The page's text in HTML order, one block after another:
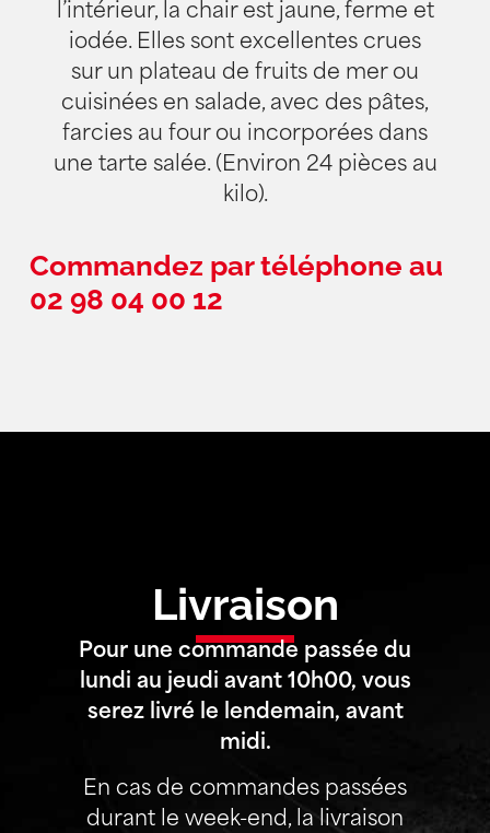
l’intérieur, la chair est jaune, ferme et
iodée. Elles sont excellentes crues
sur un plateau de fruits de mer ou
cuisinées en salade, avec des pâtes,
farcies au four ou incorporées dans
une tarte salée. (Environ 24 pièces au
kilo).
Commandez par téléphone au
02 98 04 00 12
Livraison
Pour une commande passée du
lundi au jeudi avant 10h00, vous
serez livré le lendemain, avant
midi.
En cas de commandes passées
durant le week-end, la livraison